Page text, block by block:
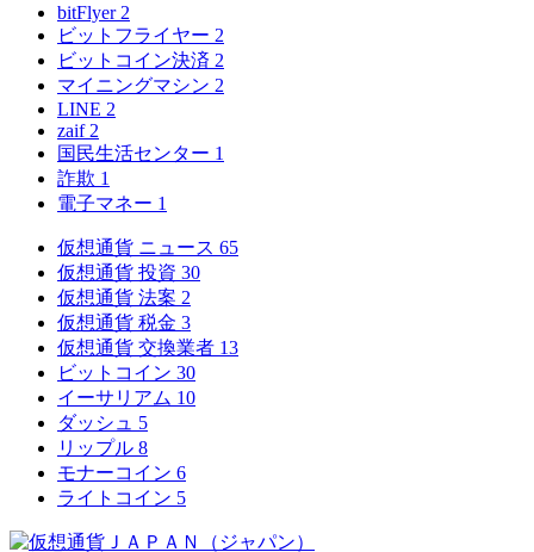
bitFlyer 2
ビットフライヤー 2
ビットコイン決済 2
マイニングマシン 2
LINE 2
zaif 2
国民生活センター 1
詐欺 1
電子マネー 1
仮想通貨 ニュース 65
仮想通貨 投資 30
仮想通貨 法案 2
仮想通貨 税金 3
仮想通貨 交換業者 13
ビットコイン 30
イーサリアム 10
ダッシュ 5
リップル 8
モナーコイン 6
ライトコイン 5